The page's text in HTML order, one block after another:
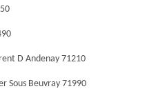
D Andenay 71210
Sous Beuvray 71990